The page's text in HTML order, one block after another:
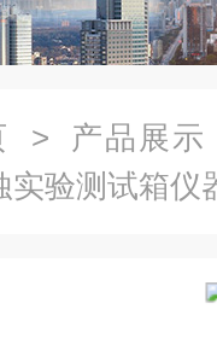
> 产品展示
验测试箱仪